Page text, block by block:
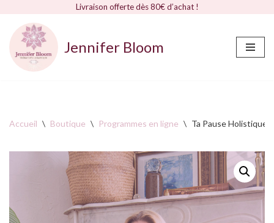
Livraison offerte dès 80€ d’achat !
Aller
au
Jennifer Bloom
Accueil \ Boutique \ Programmes en ligne \ Ta Pause Holistique